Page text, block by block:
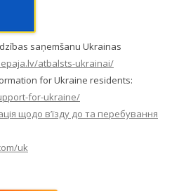
saņemšanu Ukrainas
atbalsts-ukrainai/
for Ukraine residents:
for-ukraine/
щодо в’їзду до та перебування
uk